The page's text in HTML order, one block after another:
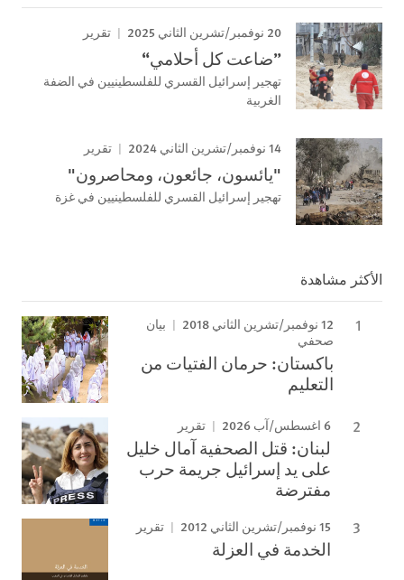
20 نوفمبر/تشرين الثاني 2025 تقرير
”ضاعت كل أحلامي“
تهجير إسرائيل القسري للفلسطينيين في الضفة
الغربية
14 نوفمبر/تشرين الثاني 2024 تقرير
"يائسون، جائعون، ومحاصرون"
تهجير إسرائيل القسري للفلسطينيين في غزة
الأكثر مشاهدة
12 نوفمبر/تشرين الثاني 2018
بيان
صحفي
باكستان: حرمان الفتيات من
التعليم
6 اغسطس/آب 2026 تقرير
لبنان: قتل الصحفية آمال خليل
على يد إسرائيل جريمة حرب
مفترضة
15 نوفمبر/تشرين الثاني 2012 تقرير
الخدمة في العزلة